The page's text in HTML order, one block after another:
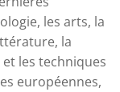
les arts, la
la
les techniques
européennes,